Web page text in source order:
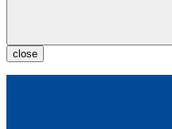
close